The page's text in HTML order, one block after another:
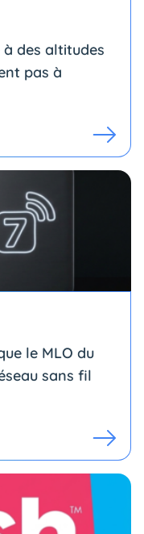
à des altitudes
pas à
le MLO du
sans fil